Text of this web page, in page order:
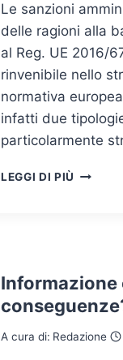
Le sanzioni
delle ragioni alla
al Reg. UE 2016/
rinvenibile nello
normativa
infatti due
particolarmente
LEGGI DI PIÙ
L’ART.
83
ALLA
DELLA
A cura di: Redazione